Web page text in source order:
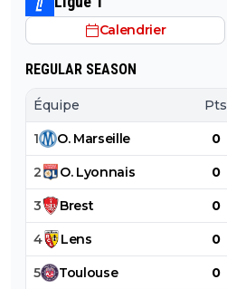
PSG.
Calendrier
REGULAR SEASON
Équipe Pts
1 O. Marseille 0
2 O. Lyonnais 0
3 Brest 0
4 Lens 0
5 Toulouse 0